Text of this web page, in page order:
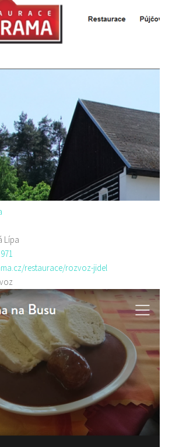
Lípa
restaurace/rozvoz-jidel